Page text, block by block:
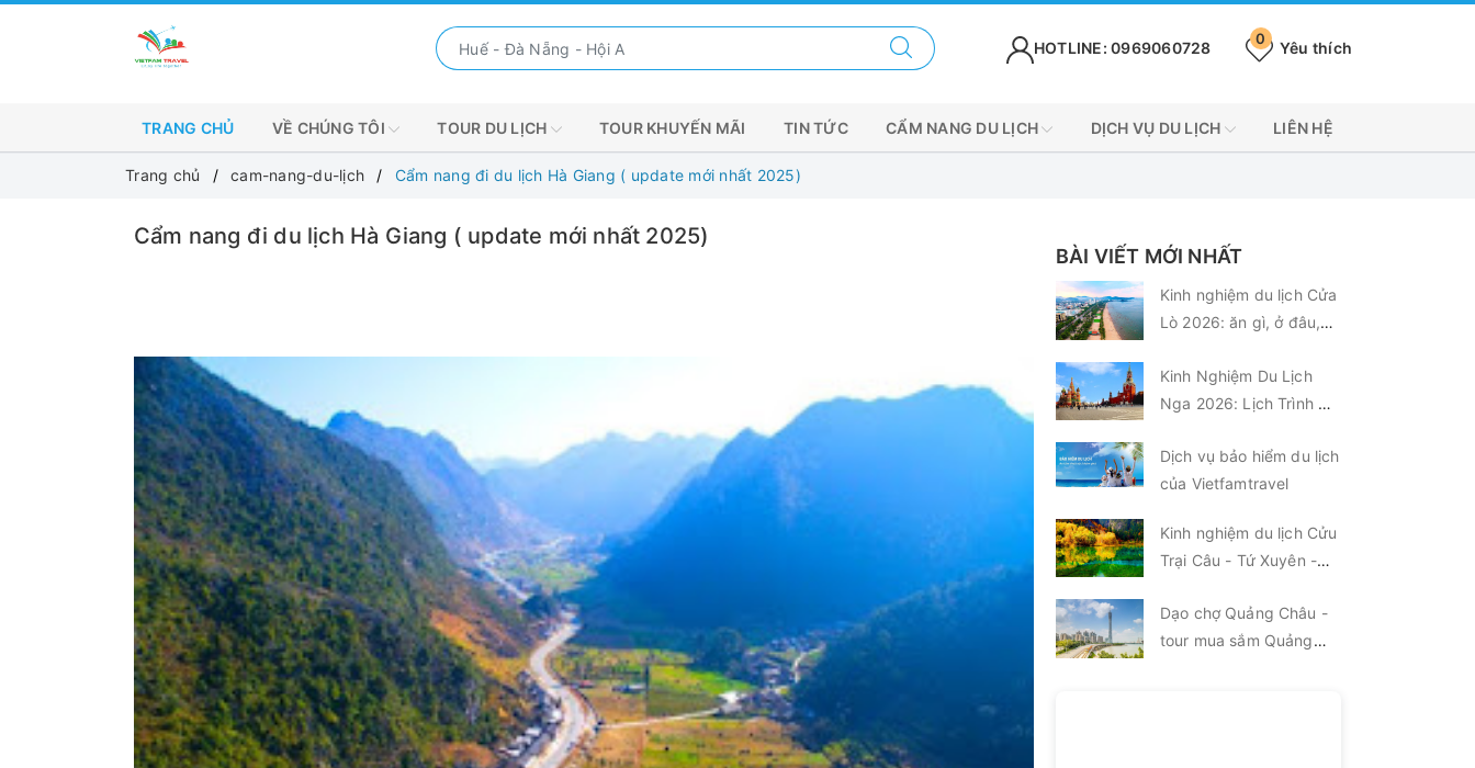
Yêu thích
0
HOTLINE: 0969060728
TRANG CHỦ VỀ CHÚNG TÔI TOUR DU LỊCH TOUR KHUYẾN MÃI TIN TỨC CẨM NANG DU LỊCH DỊCH VỤ DU LỊCH LIÊN HỆ
Trang chủ cam-nang-du-lịch Cẩm nang đi du lịch Hà Giang ( update mới nhất 2025)
Cẩm nang đi du lịch Hà Giang ( update mới nhất 2025)
BÀI VIẾT MỚI NHẤT
Kinh nghiệm du lịch Cửa
Lò 2026: ăn gì, ở đâu,
Kinh Nghiệm Du Lịch
Nga 2026: Lịch Trình &
Dịch vụ bảo hiểm du lịch
của Vietfamtravel
Kinh nghiệm du lịch Cửu
Trại Câu - Tứ Xuyên -
Dạo chợ Quảng Châu -
tour mua sắm Quảng